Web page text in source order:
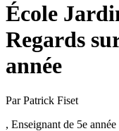
École
Regards
année
Par Patrick Fiset
, Enseignant de 5e